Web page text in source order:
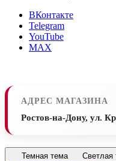
ВКонтакте
Telegram
YouTube
MAX
АДРЕС МАГАЗИНА
Ростов-на-Дону, ул.
Темная тема Светлая